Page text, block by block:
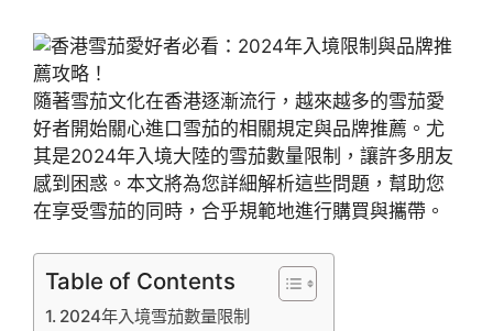
隨著雪茄文化在香港逐漸流行，越來越多的雪茄愛
好者開始關心進口雪茄的相關規定與品牌推薦。尤
其是2024年入境大陸的雪茄數量限制，讓許多朋友
感到困惑。本文將為您詳細解析這些問題，幫助您
在享受雪茄的同時，合乎規範地進行購買與攜帶。
Table of Contents
2024年入境雪茄數量限制